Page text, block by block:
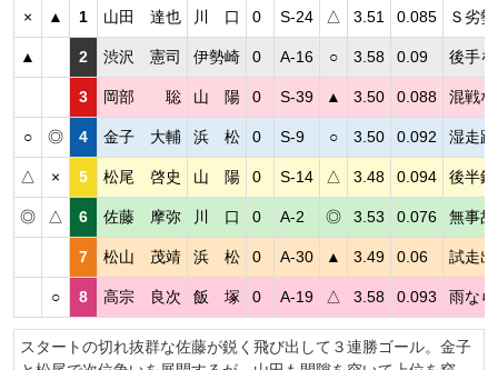
× ▲ 1 山田 達也 川 口 0 S-24 △ 3.51 0.085 Ｓ劣
▲ 2 渋沢 憲司 伊勢崎 0 A-16 ○ 3.58 0.09 後手
3 岡部 聡 山 陽 0 S-39 ▲ 3.50 0.088 混戦
○ ◎ 4 金子 大輔 浜 松 0 S-9 ○ 3.50 0.092 湿走
△ × 5 松尾 啓史 山 陽 0 S-14 △ 3.48 0.094 後半
◎ △ 6 佐藤 摩弥 川 口 0 A-2 ◎ 3.53 0.076 無事
7 松山 茂靖 浜 松 0 A-30 ▲ 3.49 0.06 試走
○ 8 高宗 良次 飯 塚 0 A-19 △ 3.58 0.093 雨な
スタートの切れ抜群な佐藤が鋭く飛び出して３連勝ゴール。金子